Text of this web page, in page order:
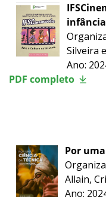
infância
Silveira
Ano:
PDF completo
Por
Allain,
Ano: